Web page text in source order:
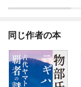
同じ作者の本